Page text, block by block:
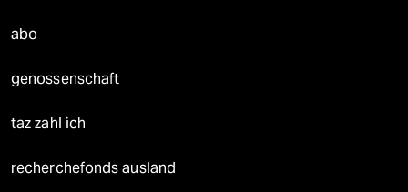
abo
genossenschaft
taz zahl ich
recherchefonds ausland